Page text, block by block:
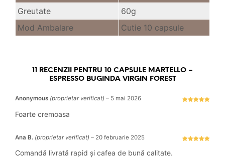
Greutate
60g
Mod Ambalare
Cutie 10 capsule
11 RECENZII PENTRU 10 CAPSULE MARTELLO –
ESPRESSO BUGINDA VIRGIN FOREST
Anonymous (proprietar verificat) – 5 mai 2026
Foarte cremoasa
Ana B. (proprietar verificat) – 20 februarie 2025
Comandă livrată rapid și cafea de bună calitate.